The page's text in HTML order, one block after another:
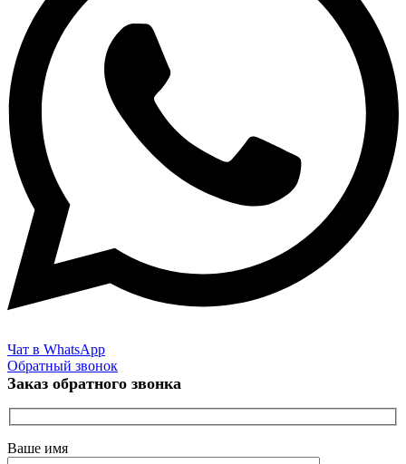
Чат в WhatsApp
Обратный звонок
Заказ обратного звонка
Ваше имя